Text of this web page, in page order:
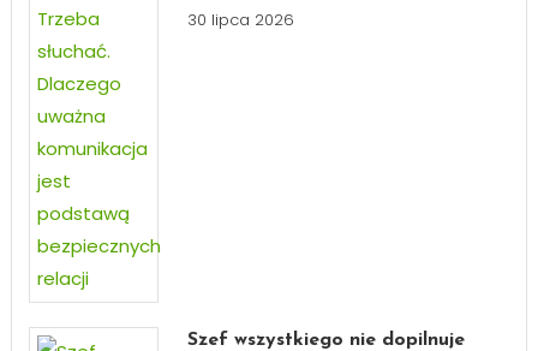
30 lipca 2026
Szef wszystkiego nie dopilnuje